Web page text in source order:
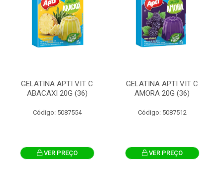
GELATINA APTI VIT C
ABACAXI 20G (36)
Código: 5087554
VER PREÇO
GELATINA APTI VIT C
AMORA 20G (36)
Código: 5087512
VER PREÇO